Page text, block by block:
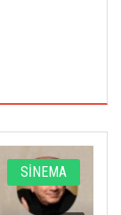
SİNEMA